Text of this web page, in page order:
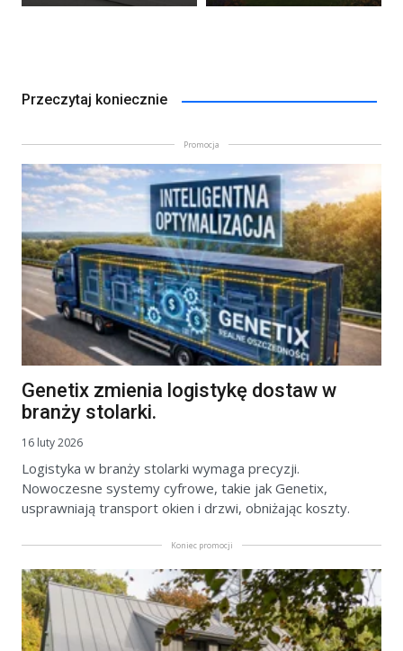
Przeczytaj koniecznie
Promocja
Genetix zmienia logistykę dostaw w
branży stolarki.
16 luty 2026
Logistyka w branży stolarki wymaga precyzji.
Nowoczesne systemy cyfrowe, takie jak Genetix,
usprawniają transport okien i drzwi, obniżając koszty.
Koniec promocji